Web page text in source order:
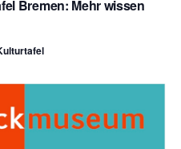
Bremen: Mehr wissen